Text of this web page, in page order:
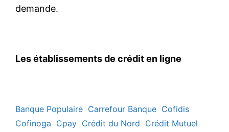
demande.
Les établissements de crédit en ligne
Banque Populaire Carrefour Banque Cofidis
Cofinoga Cpay Crédit du Nord Crédit Mutuel